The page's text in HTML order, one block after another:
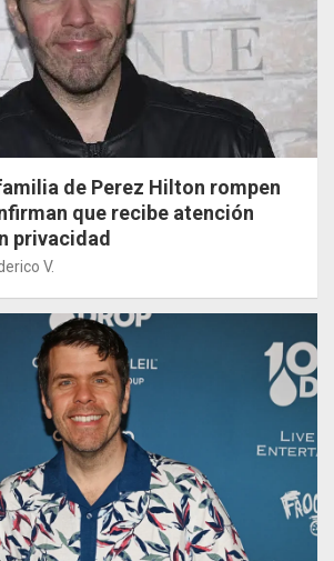
de Perez Hilton rompen
que recibe atención
privacidad
V.